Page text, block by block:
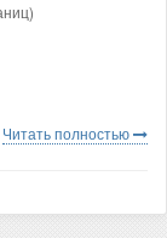
Читать полностью